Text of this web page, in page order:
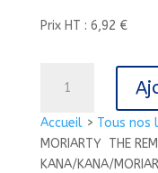
Accueil> Tous nos
MORIARTY  THE
KANA/KANA/
Prix HT : 6,92 €
MORIARTY
THE